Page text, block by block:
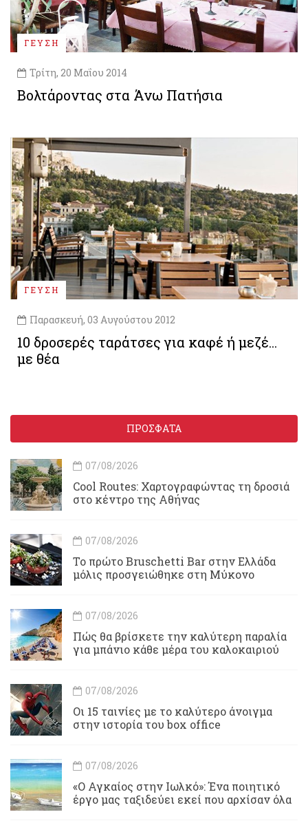
ΓΕΥΣΗ
Τρίτη, 20 Μαΐου 2014
Βολτάροντας στα Άνω Πατήσια
ΓΕΥΣΗ
Παρασκευή, 03 Αυγούστου 2012
10 δροσερές ταράτσες για καφέ ή μεζέ...
με θέα
ΠΡΟΣΦΑΤΑ
07/08/2026
Cool Routes: Χαρτογραφώντας τη δροσιά
στο κέντρο της Αθήνας
07/08/2026
Το πρώτο Bruschetti Bar στην Ελλάδα
μόλις προσγειώθηκε στη Μύκονο
07/08/2026
Πώς θα βρίσκετε την καλύτερη παραλία
για μπάνιο κάθε μέρα του καλοκαιριού
07/08/2026
Οι 15 ταινίες με το καλύτερο άνοιγμα
στην ιστορία του box office
07/08/2026
«Ο Αγκαίος στην Ιωλκό»: Ένα ποιητικό
έργο μας ταξιδεύει εκεί που αρχίσαν όλα